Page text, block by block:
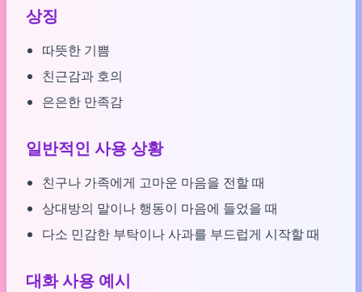
상징
따뜻한 기쁨
친근감과 호의
은은한 만족감
일반적인 사용 상황
친구나 가족에게 고마운 마음을 전할 때
상대방의 말이나 행동이 마음에 들었을 때
다소 민감한 부탁이나 사과를 부드럽게 시작할 때
대화 사용 예시